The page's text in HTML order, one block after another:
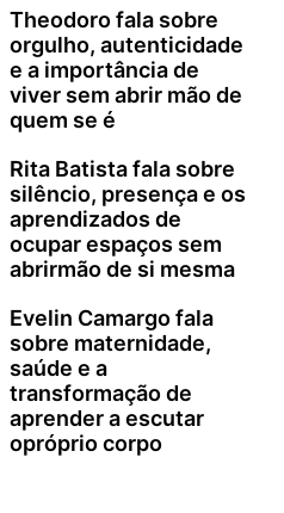
Theodoro fala sobre
orgulho, autenticidade
e a importância de
viver sem abrir mão de
quem se é
Rita Batista fala sobre
silêncio, presença e os
aprendizados de
ocupar espaços sem
abrirmão de si mesma
Evelin Camargo fala
sobre maternidade,
saúde e a
transformação de
aprender a escutar
opróprio corpo